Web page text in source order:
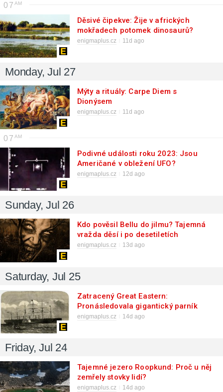
07
Děsivé čipekve: Žije v afrických
mokřadech potomek dinosaurů?
enigmaplus.cz 11d ago
Monday, Jul 27
Mýty a rituály: Carpe Diem s
Dionýsem
enigmaplus.cz 11d ago
07
Podivné události roku 2023: Jsou
Američané v obležení UFO?
enigmaplus.cz 12d ago
Sunday, Jul 26
Kdo pověsil Bellu do jilmu? Tajemná
vražda děsí i po desetiletích
enigmaplus.cz 13d ago
Saturday, Jul 25
Zatracený Great Eastern:
Pronásledovala gigantický parník
temná kletba?
enigmaplus.cz 14d ago
Friday, Jul 24
Tajemné jezero Roopkund: Proč u něj
zemřely stovky lidí?
enigmaplus.cz 14d ago